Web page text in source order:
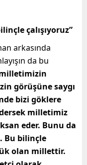
çalışıyoruz”
arkasında
da bu
görüşüne saygı
bizi göklere
milletimiz
eder. Bunu da
Bu bilinçle
olan millettir.